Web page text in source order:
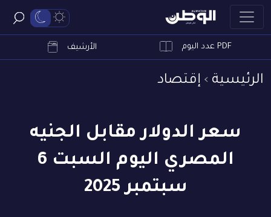
PDF عدد اليوم الأرشيف
الرئيسية إقتصاد
سعر الدولار مقابل الجنيه
المصري اليوم السبت 6
سبتمبر 2025